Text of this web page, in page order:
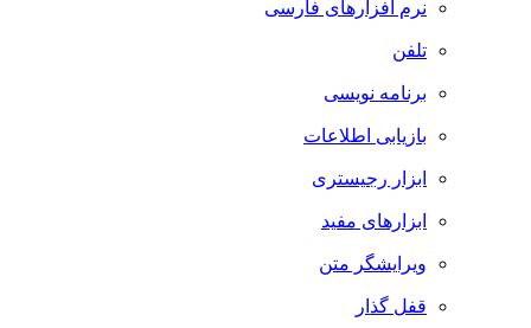
نرم افزارهای فارسی
تلفن
برنامه نویسی
بازیابی اطلاعات
ابزار رجیستری
ابزارهای مفید
ویرایشگر متن
قفل گذار